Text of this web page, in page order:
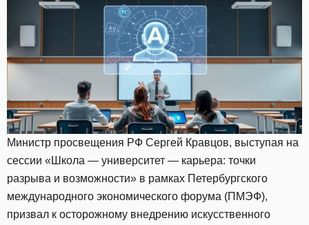
Министр просвещения РФ Сергей Кравцов, выступая на
сессии «Школа — университет — карьера: точки
разрыва и возможности» в рамках Петербургского
международного экономического форума (ПМЭФ),
призвал к осторожному внедрению искусственного